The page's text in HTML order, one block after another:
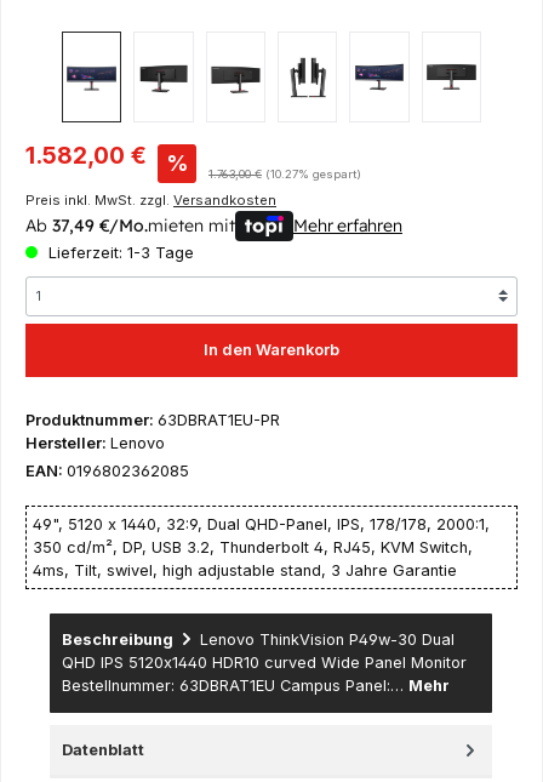
Verkaufspreis:
1.582,00 € % Regulärer Preis:
1.763,00 € (10.27% gespart)
Preis inkl. MwSt. zzgl. Versandkosten
Ab 37,49 €/Mo.mieten mit Mehr erfahren
Lieferzeit: 1-3 Tage
In den Warenkorb
Produktnummer: 63DBRAT1EU-PR
Hersteller: Lenovo
EAN: 0196802362085
49", 5120 x 1440, 32:9, Dual QHD-Panel, IPS, 178/178, 2000:1,
350 cd/m², DP, USB 3.2, Thunderbolt 4, RJ45, KVM Switch,
4ms, Tilt, swivel, high adjustable stand, 3 Jahre Garantie
Beschreibung
Lenovo ThinkVision P49w-30 Dual
QHD IPS 5120x1440 HDR10 curved Wide Panel Monitor
Bestellnummer: 63DBRAT1EU Campus Panel:… Mehr
Datenblatt